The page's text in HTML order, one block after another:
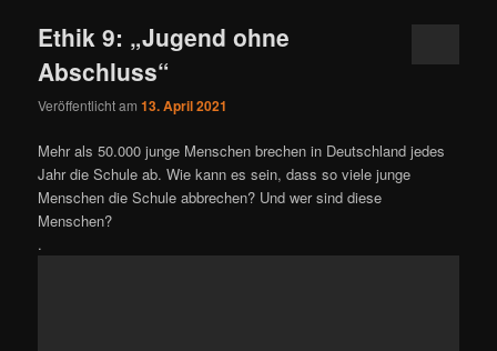
Ethik 9: „Jugend ohne
Abschluss“
Veröffentlicht am13. April 2021
Mehr als 50.000 junge Menschen brechen in Deutschland jedes
Jahr die Schule ab. Wie kann es sein, dass so viele junge
Menschen die Schule abbrechen? Und wer sind diese
Menschen?
.